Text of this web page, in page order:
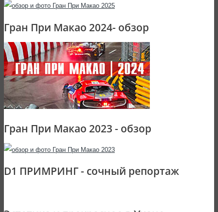
Гран При Макао 2024- обзор
Гран При Макао 2023 - обзор
D1 ПРИМРИНГ - сочный репортаж